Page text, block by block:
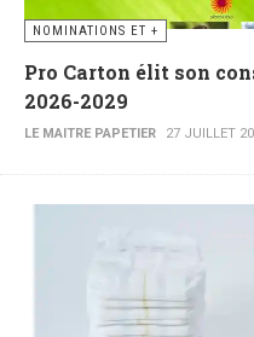
NOMINATIONS ET +
Pro Carton élit son
2026-2029
LE MAITRE PAPETIER 27 JUILLET